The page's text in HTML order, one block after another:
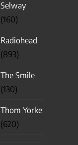
Selway
(160)
Radiohead
(893)
The Smile
(130)
Thom Yorke
(620)